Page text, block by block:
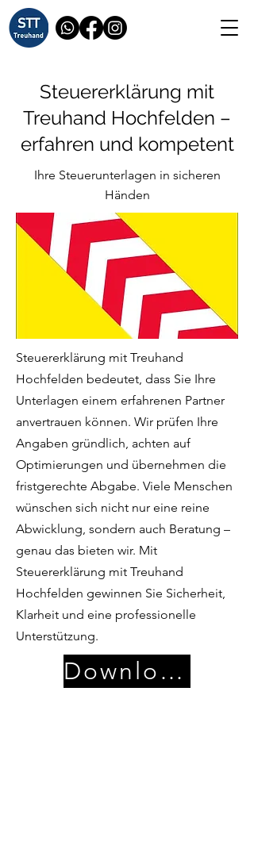
Steuererklärung mit
Treuhand Hochfelden –
erfahren und kompetent
Ihre Steuerunterlagen in sicheren
Händen
Steuererklärung mit Treuhand
Hochfelden bedeutet, dass Sie Ihre
Unterlagen einem erfahrenen Partner
anvertrauen können. Wir prüfen Ihre
Angaben gründlich, achten auf
Optimierungen und übernehmen die
fristgerechte Abgabe. Viele Menschen
wünschen sich nicht nur eine reine
Abwicklung, sondern auch Beratung –
genau das bieten wir. Mit
Steuererklärung mit Treuhand
Hochfelden gewinnen Sie Sicherheit,
Klarheit und eine professionelle
Unterstützung.
Download